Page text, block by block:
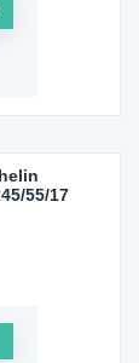
55/17